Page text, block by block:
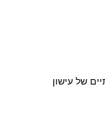
של עישון